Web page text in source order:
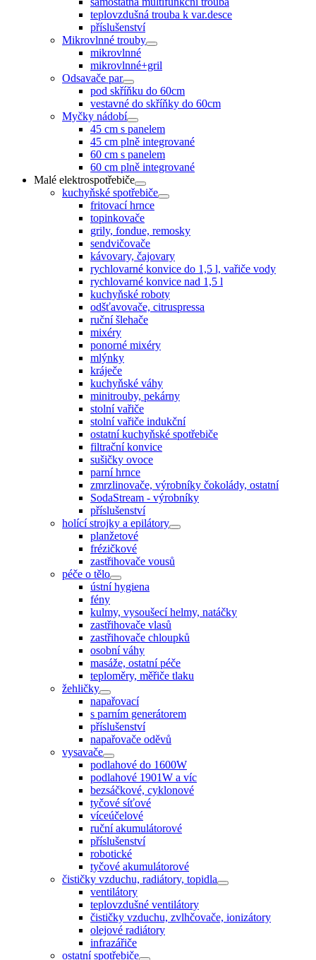
teplovzdušná trouba k var.desce
příslušenství
Mikrovlnné trouby
mikrovlnné
mikrovlnné+gril
Odsavače par
pod skříňku do 60cm
vestavné do skříňky do 60cm
Myčky nádobí
45 cm s panelem
45 cm plně integrované
60 cm s panelem
60 cm plně integrované
Malé elektrospotřebiče
kuchyňské spotřebiče
fritovací hrnce
topinkovače
grily, fondue, remosky
sendvičovače
kávovary, čajovary
rychlovarné konvice do 1,5 l, vařiče vody
rychlovarné konvice nad 1,5 l
kuchyňské roboty
odšťavovače, citruspressa
ruční šlehače
mixéry
ponorné mixéry
mlýnky
kráječe
kuchyňské váhy
minitrouby, pekárny
stolní vařiče
stolní vařiče indukční
ostatní kuchyňské spotřebiče
filtrační konvice
sušičky ovoce
parní hrnce
zmrzlinovače, výrobníky čokolády, ostatní
SodaStream - výrobníky
příslušenství
holící strojky a epilátory
planžetové
frézičkové
zastřihovače vousů
péče o tělo
ústní hygiena
fény
kulmy, vysoušecí helmy, natáčky
zastřihovače vlasů
zastřihovače chloupků
osobní váhy
masáže, ostatní péče
teploměry, měřiče tlaku
žehličky
napařovací
s parním generátorem
příslušenství
napařovače oděvů
vysavače
podlahové do 1600W
podlahové 1901W a víc
bezsáčkové, cyklonové
tyčové síťové
víceúčelové
ruční akumulátorové
příslušenství
robotické
tyčové akumulátorové
čističky vzduchu, radiátory, topidla
ventilátory
teplovzdušné ventilátory
čističky vzduchu, zvlhčovače, ionizátory
olejové radiátory
infrazářiče
ostatní spotřebiče